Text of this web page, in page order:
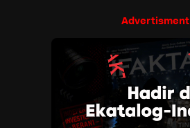
Advertisment